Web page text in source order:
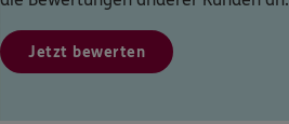
Jetzt bewerten